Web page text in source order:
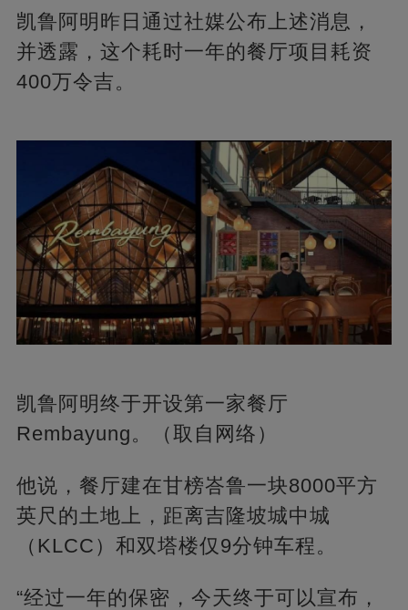
凯鲁阿明昨日通过社媒公布上述消息，
并透露，这个耗时一年的餐厅项目耗资
400万令吉。
凯鲁阿明终于开设第一家餐厅
Rembayung。（取自网络）
他说，餐厅建在甘榜峇鲁一块8000平方
英尺的土地上，距离吉隆坡城中城
（KLCC）和双塔楼仅9分钟车程。
“经过一年的保密，今天终于可以宣布，